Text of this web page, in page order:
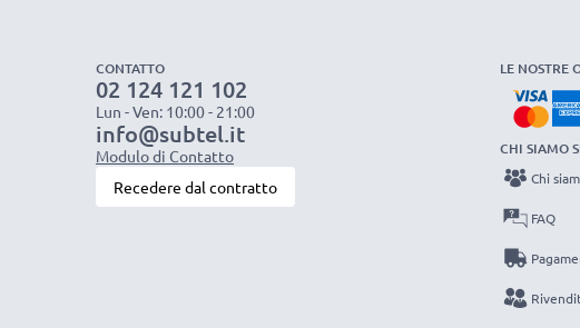
CONTATTO
02 124 121 102
Lun - Ven: 10:00 - 21:00
info@subtel.it
Modulo di Contatto
Recedere dal contratto
LE NOSTRE
CHI SIAMO
Chi
FAQ